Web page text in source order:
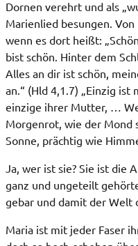
Dornen verehrt und als
Marienlied besungen. Von
wenn es dort heißt:
bist schön. Hinter dem
Alles an dir ist schön,
an.“ (Hld 4,1.7) „Einzig ist
einzige ihrer Mutter, …
Morgenrot, wie der Mond
Sonne, prächtig wie
Ja, wer ist sie? Sie ist die
ganz und ungeteilt
gebar und damit der Welt
Maria ist mit jeder Faser